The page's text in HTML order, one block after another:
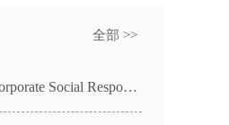
全部 >>
谢菲尔德大学|Corporate Social Responsibility & the Law|LAW6169课程辅导